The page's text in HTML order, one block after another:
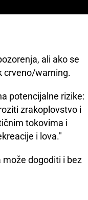
ali ako se
crveno/warning.
potencijalne rizike:
zrakoplovstvo i
tokovima i
i lova."
dogoditi i bez